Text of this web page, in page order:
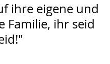
ihre eigene und
Familie, ihr seid